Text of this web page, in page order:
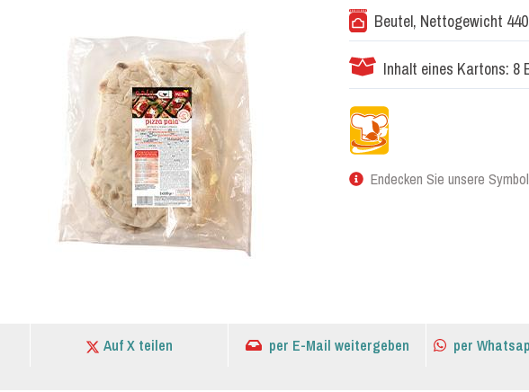
Beutel, Nettogewicht
Inhalt eines Kartons: 8
Endecken Sie unsere
Auf X teilen per E-Mail weitergeben
per